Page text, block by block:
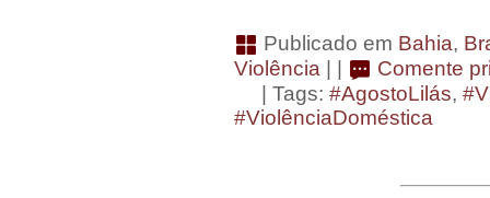
Publicado em Bahia,
Violência
Comente
| Tags: #AgostoLilás,
#ViolênciaDoméstica